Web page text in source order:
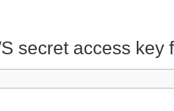
secret access